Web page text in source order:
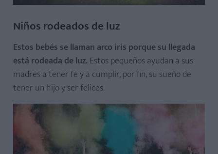
Niños rodeados de luz
Estos bebés se llaman arco iris porque su llegada
está rodeada de luz. Estos pequeños ayudan a sus
madres a tener fe y a cumplir, por fin, su sueño de
tener un hijo y ser felices.